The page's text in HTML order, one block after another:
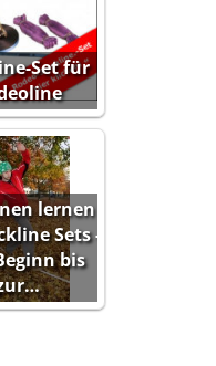
Set für
lernen
Sets -
bis